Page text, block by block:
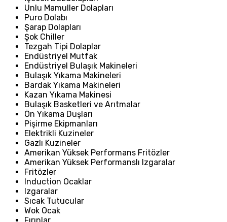
Unlu Mamuller Dolapları
Puro Dolabı
Şarap Dolapları
Şok Chiller
Tezgah Tipi Dolaplar
Endüstriyel Mutfak
Endüstriyel Bulaşık Makineleri
Bulaşık Yıkama Makineleri
Bardak Yıkama Makineleri
Kazan Yıkama Makinesi
Bulaşık Basketleri ve Arıtmalar
Ön Yıkama Duşları
Pişirme Ekipmanları
Elektrikli Kuzineler
Gazlı Kuzineler
Amerikan Yüksek Performans Fritözler
Amerikan Yüksek Performanslı Izgaralar
Fritözler
Induction Ocaklar
Izgaralar
Sıcak Tutucular
Wok Ocak
Fırınlar